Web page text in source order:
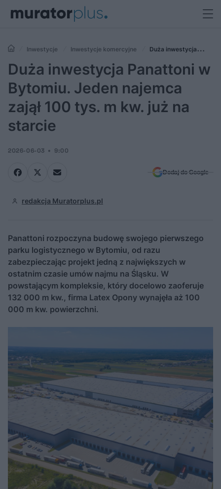
Inwestycje Inwestycje komercyjne
Duża inwestycja
Panattoni w Bytomiu. Jeden najemca zajął 100 tys. m kw. już na starcie
Duża inwestycja Panattoni w
Bytomiu. Jeden najemca
zajął 100 tys. m kw. już na
starcie
2026-06-03 9:00
Dodaj do Google
redakcja Muratorplus.pl
Panattoni rozpoczyna budowę swojego pierwszego
parku logistycznego w Bytomiu, od razu
zabezpieczając projekt jedną z największych w
ostatnim czasie umów najmu na Śląsku. W
powstającym kompleksie, który docelowo zaoferuje
132 000 m kw., firma Latex Opony wynajęła aż 100
000 m kw. powierzchni.